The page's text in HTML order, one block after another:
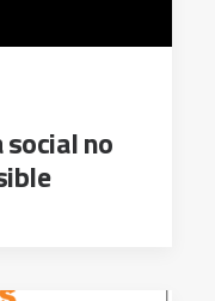
social no